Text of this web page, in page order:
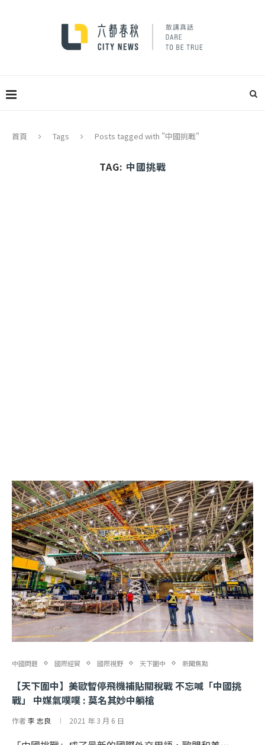
首頁 Tags Posts tagged with "中國挑戰"
TAG: 中國挑戰
中國問題 國際經貿 國際視野 天下圍中 新聞焦點
【天下圍中】美歐暫停飛機補貼關稅戰 不忘喊「中國挑
戰」 中媒氣噗噗 : 莫名其妙中躺槍
作者李 志良 2021 年 3 月 6 日